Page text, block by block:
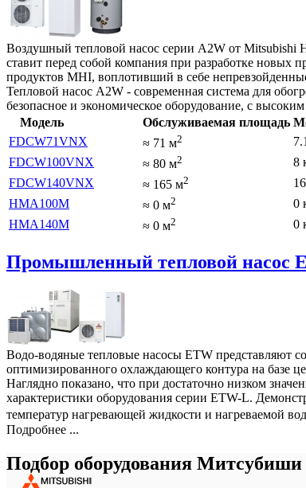
Воздушный тепловой насос серии A2W от Mitsubishi
ставит перед собой компания при разработке
продуктов MHI, воплотивший в себе
Тепловой насос A2W - современная система для
безопасное и экономическое оборудование, с
Модель
Обслуживаемая площадь
FDCW71VNX
≈ 71 м2
FDCW100VNX
≈ 80 м2 8
FDCW140VNX
≈ 165 м2
HMA100M
≈ 0 м2 0
HMA140M
≈ 0 м2 0
Промышленный тепловой насос
Водо-водяные тепловые насосы ETW представляют
оптимизированного охлаждающего контура на базе
Наглядно показано, что при достаточно низком
характеристики оборудования серии ETW-L.
температур нагревающей жидкости и нагреваемой
Подробнее ...
Подбор оборудования Митсубиши